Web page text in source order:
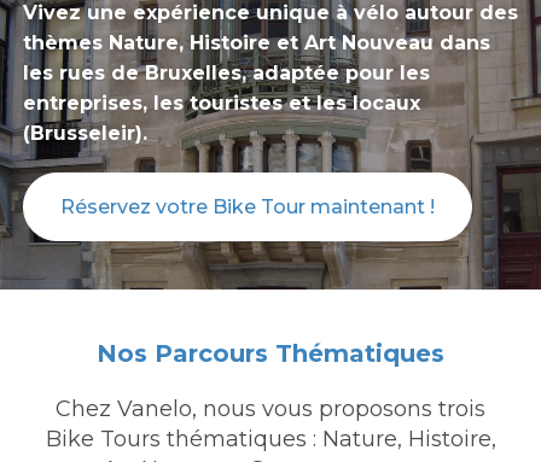
Vivez une expérience unique à vélo autour des
thèmes Nature, Histoire et Art Nouveau dans
les rues de Bruxelles, adaptée pour les
entreprises, les touristes et les locaux
(Brusseleir).
Réservez votre Bike Tour maintenant !
Nos Parcours Thématiques
Chez Vanelo, nous vous proposons trois
Bike Tours thématiques : Nature, Histoire,